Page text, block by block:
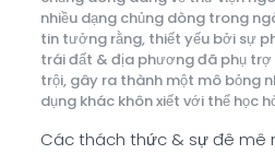
nhiều dạng chủng dòng trong
tin tưởng rằng, thiết yếu bởi sự
trái đất & địa phương đã phụ trợ
trội, gây ra thành một mô bỏng
dụng khác khôn xiết với thể học
Các thách thức & sự đê mê